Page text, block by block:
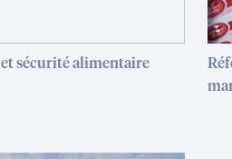
sécurité alimentaire